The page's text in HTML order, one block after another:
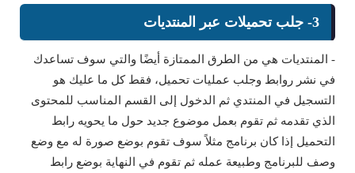
3- جلب تحميلات عبر المنتديات
- المنتديات هي من الطرق الممتازة أيضًا والتي سوف تساعدك
في نشر روابط وجلب عمليات تحميل، فقط كل ما عليك هو
التسجيل في المنتدي ثم الدخول إلى القسم المناسب للمحتوى
الذي تقدمه ثم تقوم بعمل موضوع جديد حول ما يحويه رابط
التحميل إذا كان برنامج مثلاً سوف تقوم بوضع صورة له مع وضع
وصف للبرنامج وطبيعة عمله ثم تقوم في النهاية بوضع رابط